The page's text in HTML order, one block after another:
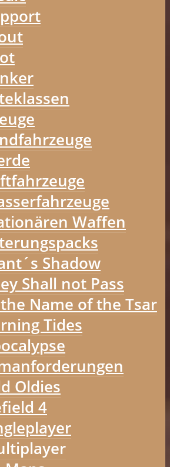
Waffen
Shadow
Shall not Pass
Name of the Tsar
Tides
Oldies
4